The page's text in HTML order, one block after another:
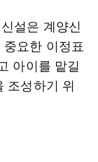
설은 계양신
요한 이정표
아이를 맡길
조성하기 위